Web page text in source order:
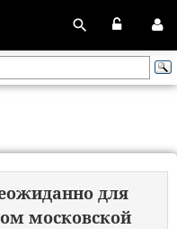
для
московской